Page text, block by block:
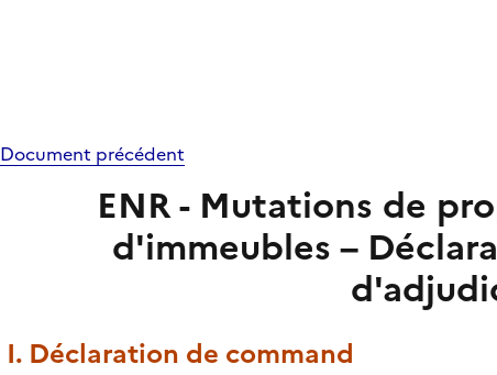
Document précédent
ENR - Mutations de
d'immeubles –
I. Déclaration de command